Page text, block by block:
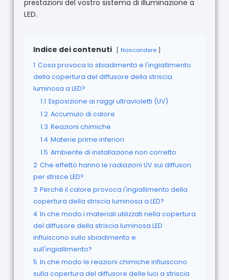
prestazioni del vostro sistema di illuminazione a
LED.
Indice dei contenuti Nascondere
1 Cosa provoca lo sbiadimento e l'ingiallimento
della copertura del diffusore della striscia
luminosa a LED?
1.1 Esposizione ai raggi ultravioletti (UV)
1.2 Accumulo di calore
1.3 Reazioni chimiche
1.4 Materie prime inferiori
1.5 Ambiente di installazione non corretto
2 Che effetto hanno le radiazioni UV sui diffusori
per strisce LED?
3 Perché il calore provoca l'ingiallimento della
copertura della striscia luminosa a LED?
4 In che modo i materiali utilizzati nella copertura
del diffusore della striscia luminosa LED
influiscono sullo sbiadimento e
sull'ingiallimento?
5 In che modo le reazioni chimiche influiscono
sulla copertura del diffusore delle luci a striscia